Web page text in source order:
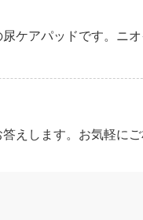
ケアパッドです。ニ
えします。お気軽にご